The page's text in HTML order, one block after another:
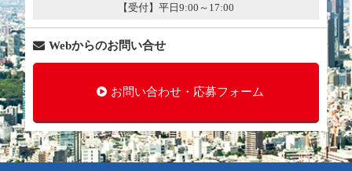
【受付】平日9:00～17:00
Webからのお問い合せ
お問い合わせ・応募フォーム